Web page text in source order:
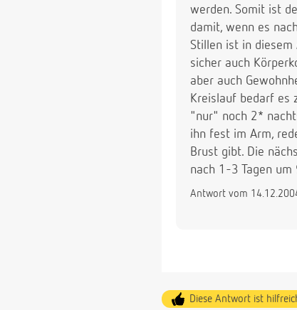
werden. Somit ist
damit, wenn es
Stillen ist in diesem
sicher auch
aber auch
Kreislauf bedarf es
"nur" noch 2*
ihn fest im Arm,
Brust gibt. Die
nach 1-3 Tagen um
Antwort vom
Diese Antwort ist